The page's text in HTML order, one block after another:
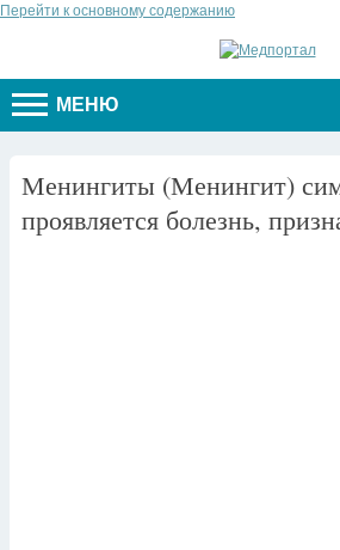
Перейти к основному содержанию
МЕНЮ
Менингиты (Менингит)
проявляется болезнь,